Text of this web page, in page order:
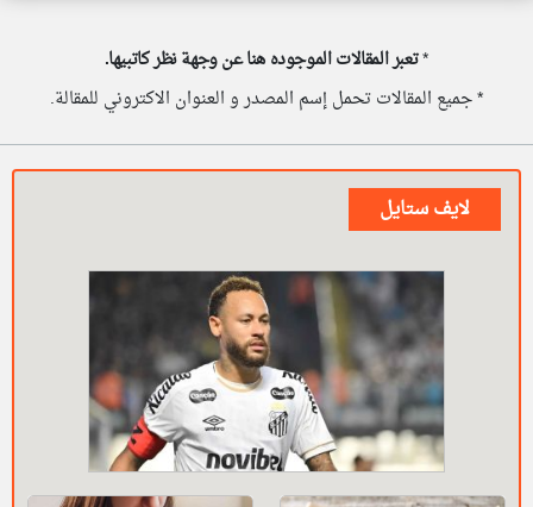
*تعبر المقالات الموجوده هنا عن وجهة نظر كاتبيها.
* جميع المقالات تحمل إسم المصدر و العنوان الاكتروني للمقالة.
لايف ستايل